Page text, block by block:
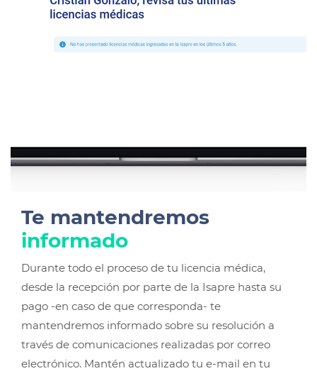
Te mantendremos
informado
Durante todo el proceso de tu licencia médica,
desde la recepción por parte de la Isapre hasta su
pago -en caso de que corresponda- te
mantendremos informado sobre su resolución a
través de comunicaciones realizadas por correo
electrónico. Mantén actualizado tu e-mail en tu